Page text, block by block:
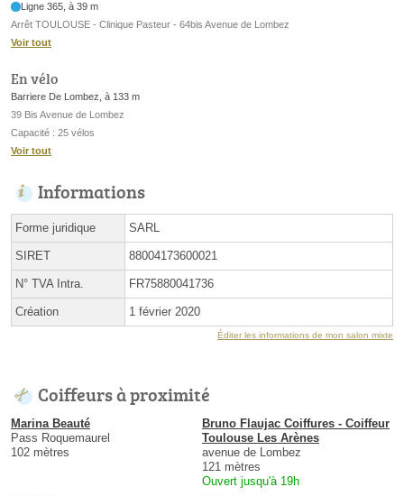
Ligne 365, à 39 m
Arrêt TOULOUSE - Clinique Pasteur - 64bis Avenue de Lombez
Voir tout
En vélo
Barriere De Lombez, à 133 m
39 Bis Avenue de Lombez
Capacité : 25 vélos
Voir tout
Informations
Forme juridique SARL
SIRET 88004173600021
N° TVA Intra. FR75880041736
Création 1 février 2020
Éditer les informations de mon salon mixte
Coiffeurs à proximité
Marina Beauté
Pass Roquemaurel
102 mètres
Bruno Flaujac Coiffures - Coiffeur
Toulouse Les Arènes
avenue de Lombez
121 mètres
Ouvert jusqu'à 19h